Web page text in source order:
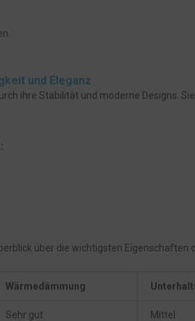
und Eleganz
ihre Stabilität und moderne Designs.
über die wichtigsten
Wärmedämmung
Sehr gut Mittel